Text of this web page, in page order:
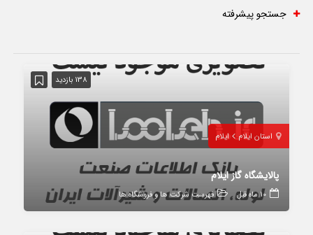
جستجو پیشرفته
138 بازدید
استان ایلام ایلام
پالایشگاه گاز ایلام
10 ماه قبل فهرست شرکت ها و فروشگاه ها